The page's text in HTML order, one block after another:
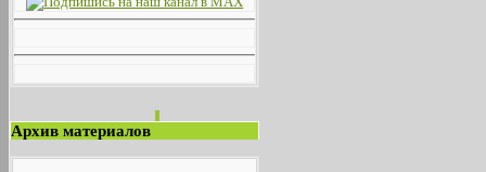
Архив материалов